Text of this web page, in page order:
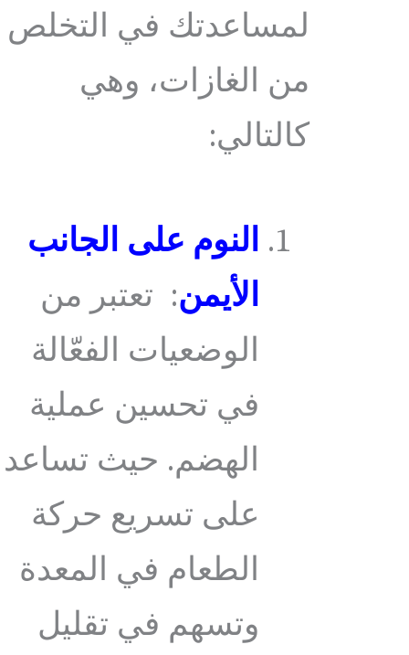
لمساعدتك في التخلص
من الغازات، وهي
كالتالي:
النوم على الجانب
الأيمن: تعتبر من
الوضعيات الفعّالة
في تحسين عملية
الهضم. حيث تساعد
على تسريع حركة
الطعام في المعدة
وتسهم في تقليل